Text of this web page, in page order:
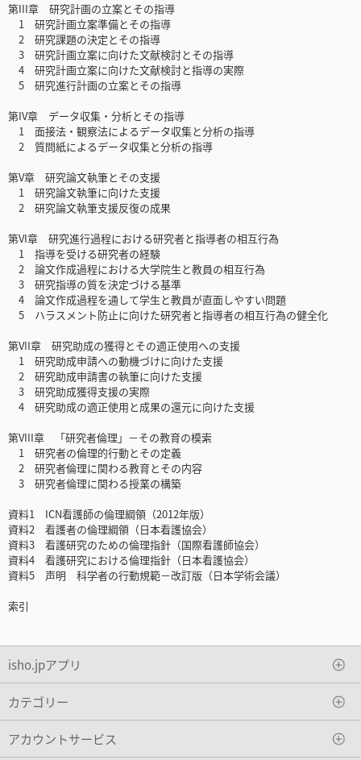
第III章 研究計画の立案とその指導
1 研究計画立案準備とその指導
2 研究課題の決定とその指導
3 研究計画立案に向けた文献検討とその指導
4 研究計画立案に向けた文献検討と指導の実際
5 研究進行計画の立案とその指導
第IV章 データ収集・分析とその指導
1 面接法・観察法によるデータ収集と分析の指導
2 質問紙によるデータ収集と分析の指導
第V章 研究論文執筆とその支援
1 研究論文執筆に向けた支援
2 研究論文執筆支援反復の成果
第VI章 研究進行過程における研究者と指導者の相互行為
1 指導を受ける研究者の経験
2 論文作成過程における大学院生と教員の相互行為
3 研究指導の質を決定づける基準
4 論文作成過程を通して学生と教員が直面しやすい問題
5 ハラスメント防止に向けた研究者と指導者の相互行為の健全化
第VII章 研究助成の獲得とその適正使用への支援
1 研究助成申請への動機づけに向けた支援
2 研究助成申請書の執筆に向けた支援
3 研究助成獲得支援の実際
4 研究助成の適正使用と成果の還元に向けた支援
第VIII章 「研究者倫理」－その教育の模索
1 研究者の倫理的行動とその定義
2 研究者倫理に関わる教育とその内容
3 研究者倫理に関わる授業の構築
資料1 ICN看護師の倫理綱領（2012年版）
資料2 看護者の倫理綱領（日本看護協会）
資料3 看護研究のための倫理指針（国際看護師協会）
資料4 看護研究における倫理指針（日本看護協会）
資料5 声明 科学者の行動規範－改訂版（日本学術会議）
索引
isho.jpアプリ
カテゴリー
アカウントサービス